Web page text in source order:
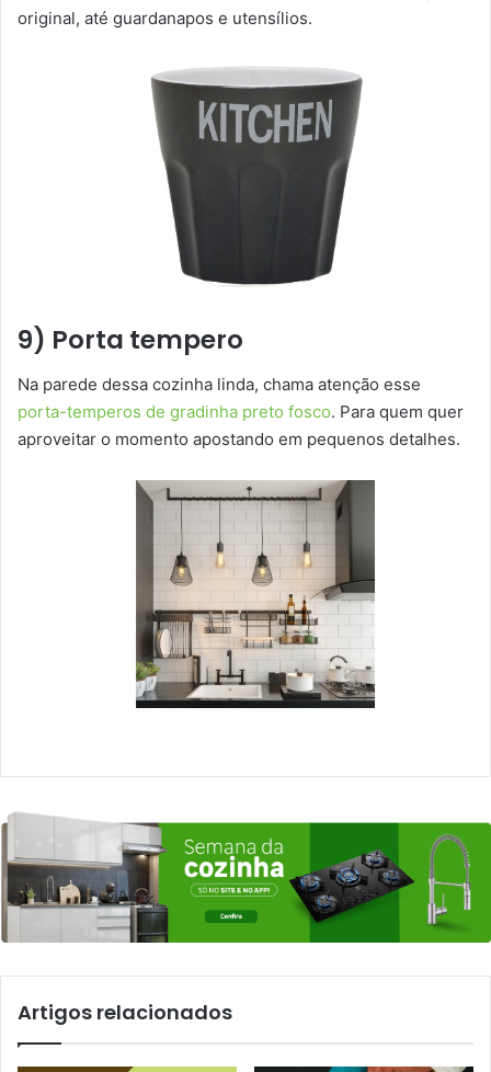
original, até guardanapos e utensílios.
9) Porta tempero
Na parede dessa cozinha linda, chama atenção esse
porta-temperos de gradinha preto fosco. Para quem quer
aproveitar o momento apostando em pequenos detalhes.
Artigos relacionados